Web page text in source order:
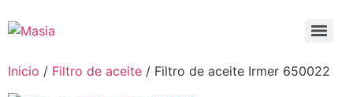
Inicio / Filtro de aceite / Filtro de aceite Irmer 650022